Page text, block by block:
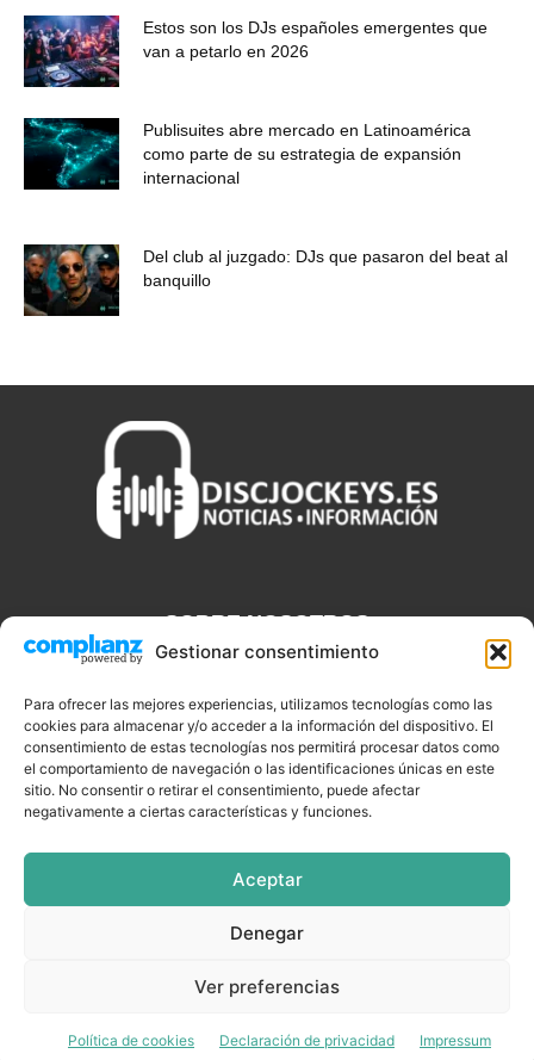
Gestionar consentimiento
Para ofrecer las mejores experiencias, utilizamos tecnologías como las
cookies para almacenar y/o acceder a la información del dispositivo. El
consentimiento de estas tecnologías nos permitirá procesar datos como
el comportamiento de navegación o las identificaciones únicas en este
sitio. No consentir o retirar el consentimiento, puede afectar
negativamente a ciertas características y funciones.
Aceptar
Denegar
Ver preferencias
Política de cookies Declaración de privacidad Impressum
Estos son los DJs españoles emergentes que
van a petarlo en 2026
Publisuites abre mercado en Latinoamérica
como parte de su estrategia de expansión
internacional
Del club al juzgado: DJs que pasaron del beat al
banquillo
SOBRE NOSOTROS
que necesitas saber sobre noticias, novedades, tecnologías y
aplicaciones que te ayudaran a ser un mejor Djs.
SÍGUENOS
EQUIPAMIENTO EVENTOS
TUTORIALES
© DISCJOCKEYS.ES - ¡Todo lo un Dj necesitar saber!